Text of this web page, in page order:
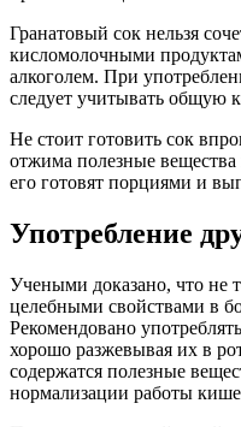
Гранатовый сок нельзя
кисломолочными
алкоголем. При
следует учитывать общую
Не стоит готовить сок
отжима полезные
его готовят порциями и
Употребление
Учеными доказано, что не
целебными свойствами в
Рекомендовано
хорошо разжевывая их в
содержатся полезные
нормализации работы